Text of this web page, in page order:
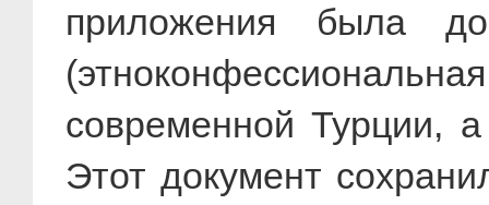
приложения была
современной Турции,
Этот документ